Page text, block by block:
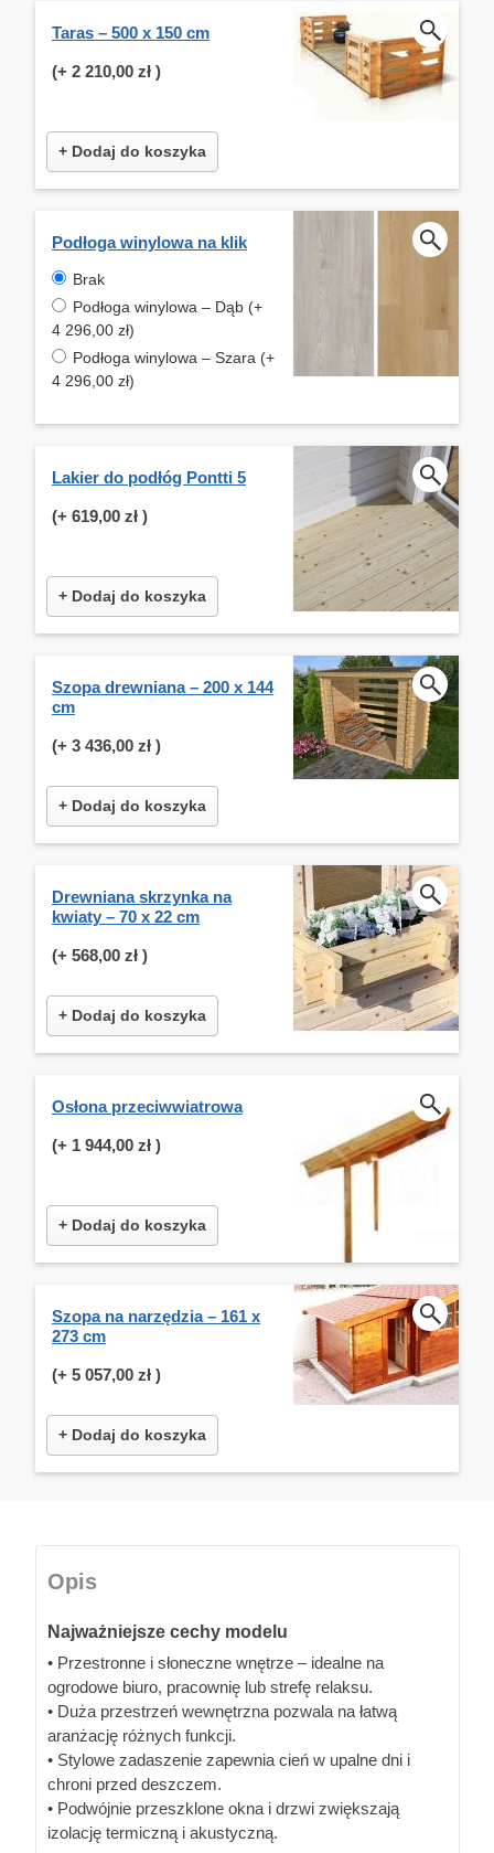
Taras – 500 x 150 cm
(+ 2 210,00 zł )
+ Dodaj do koszyka
Podłoga winylowa na klik
Brak
Podłoga winylowa – Dąb (+
4 296,00 zł)
Podłoga winylowa – Szara (+
4 296,00 zł)
Lakier do podłóg Pontti 5
(+ 619,00 zł )
+ Dodaj do koszyka
Szopa drewniana – 200 x 144
cm
(+ 3 436,00 zł )
+ Dodaj do koszyka
Drewniana skrzynka na
kwiaty – 70 x 22 cm
(+ 568,00 zł )
+ Dodaj do koszyka
Osłona przeciwwiatrowa
(+ 1 944,00 zł )
+ Dodaj do koszyka
Szopa na narzędzia – 161 x
273 cm
(+ 5 057,00 zł )
+ Dodaj do koszyka
Opis
Najważniejsze cechy modelu
• Przestronne i słoneczne wnętrze – idealne na
ogrodowe biuro, pracownię lub strefę relaksu.
• Duża przestrzeń wewnętrzna pozwala na łatwą
aranżację różnych funkcji.
• Stylowe zadaszenie zapewnia cień w upalne dni i
chroni przed deszczem.
• Podwójnie przeszklone okna i drzwi zwiększają
izolację termiczną i akustyczną.